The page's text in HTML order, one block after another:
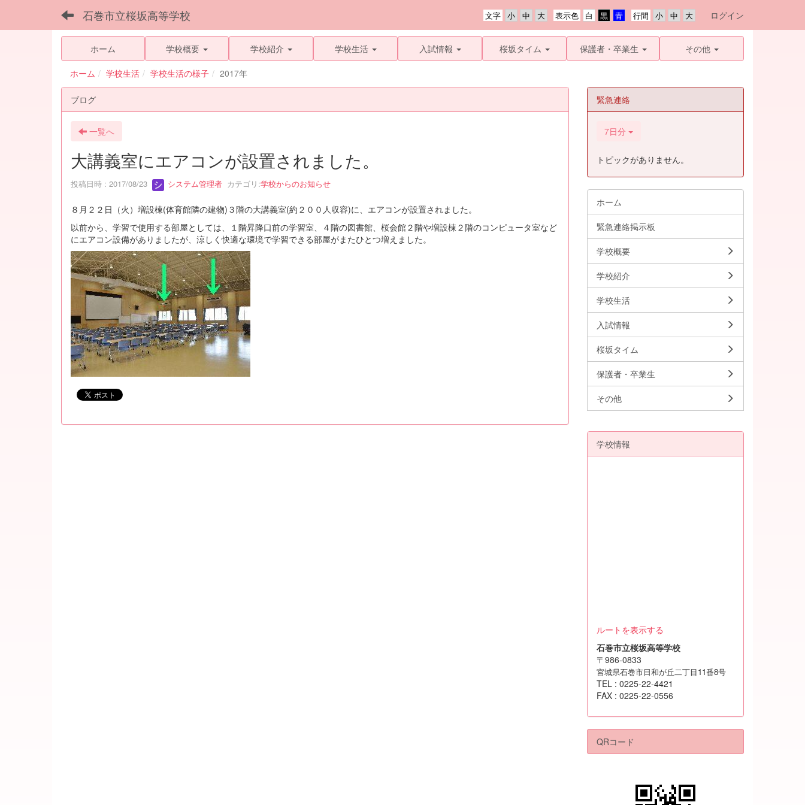
石巻市立桜坂高等学校 行間
表示色
文字 ログイン
ホーム 学校概要 学校紹介 学校生活 入試情報 桜坂タイム 保護者・卒業生 その他
ホーム 学校生活 学校生活の様子 2017年
ブログ
一覧へ
大講義室にエアコンが設置されました。
投稿日時 : 2017/08/23 システム管理者 カテゴリ:学校からのお知らせ
８月２２日（火）増設棟(体育館隣の建物)３階の大講義室(約２００人収容)に、エアコンが設置されました。
以前から、学習で使用する部屋としては、１階昇降口前の学習室、４階の図書館、桜会館２階や増設棟２階のコンピュータ室など
にエアコン設備がありましたが、涼しく快適な環境で学習できる部屋がまたひとつ増えました。
緊急連絡
7日分
トピックがありません。
ホーム
緊急連絡掲示板
学校概要
学校紹介
学校生活
入試情報
桜坂タイム
保護者・卒業生
その他
学校情報
ルートを表示する
石巻市立桜坂高等学校
〒986-0833
宮城県石巻市日和が丘二丁目11番8号
TEL : 0225-22-4421
FAX : 0225-22-0556
QRコード